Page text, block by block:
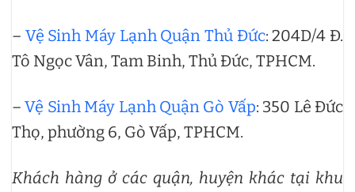
– Vệ Sinh Máy Lạnh Quận Thủ Đức: 204D/4 Đ.
Tô Ngọc Vân, Tam Binh, Thủ Đức, TPHCM.
–Vệ Sinh Máy Lạnh Quận Gò Vấp: 350 Lê Đức
Thọ, phường 6, Gò Vấp, TPHCM.
Khách hàng ở các quận, huyện khác tại khu